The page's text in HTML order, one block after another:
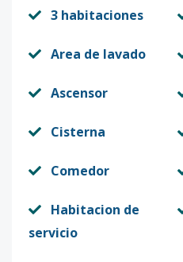
3 habitaciones
Area de lavado
Ascensor
Cisterna
Comedor
Habitacion de
servicio